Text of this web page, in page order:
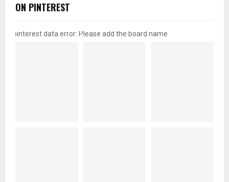
ON PINTEREST
pinterest data error: Please add the board name